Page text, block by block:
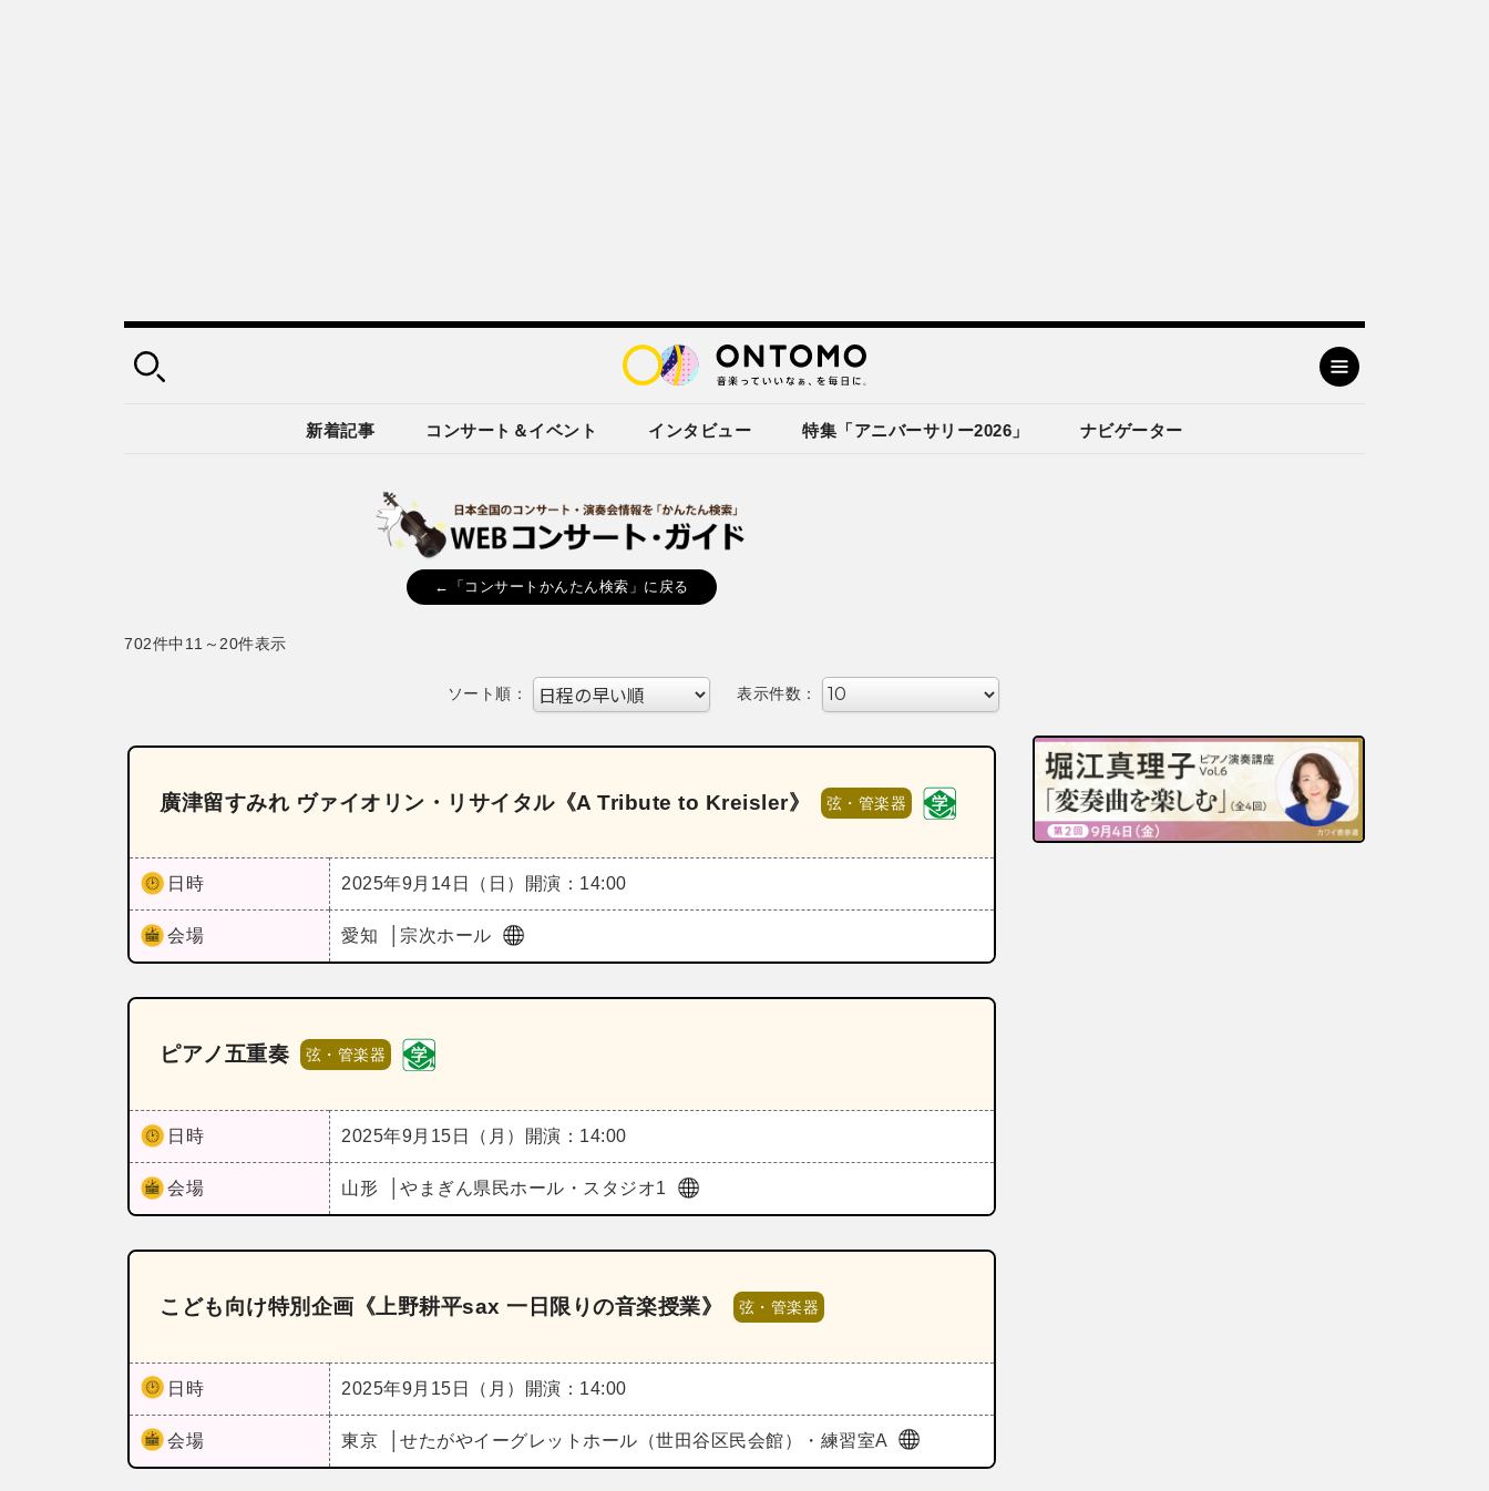
新着記事 コンサート＆イベント インタビュー 特集「アニバーサリー2026」 ナビゲーター
←「コンサートかんたん検索」に戻る
702件中11～20件表示
ソート順： 表示件数：
廣津留すみれ ヴァイオリン・リサイタル《A Tribute to Kreisler》 弦・管楽器
日時 2025年9月14日（日） 開演：14:00
会場 愛知 宗次ホール
ピアノ五重奏 弦・管楽器
日時 2025年9月15日（月） 開演：14:00
会場 山形 やまぎん県民ホール・スタジオ1
こども向け特別企画《上野耕平sax 一日限りの音楽授業》 弦・管楽器
日時 2025年9月15日（月） 開演：14:00
会場 東京 せたがやイーグレットホール（世田谷区民会館）・練習室A